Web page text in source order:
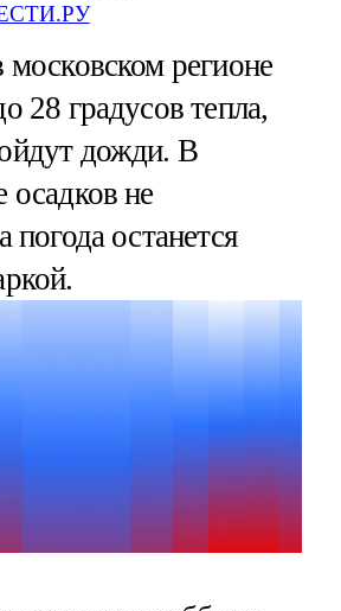
регионе
28 градусов тепла,
дожди. В
осадков не
погода останется